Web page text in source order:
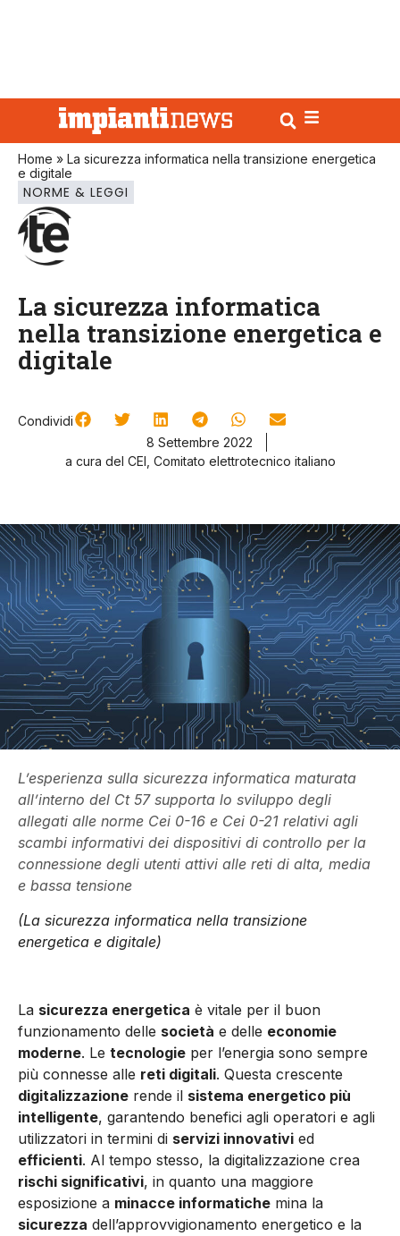
Home » La sicurezza informatica nella transizione energetica
e digitale
NORME & LEGGI
La sicurezza informatica
nella transizione energetica e
digitale
Condividi
8 Settembre 2022
a cura del CEI, Comitato elettrotecnico italiano
L’esperienza sulla sicurezza informatica maturata
all’interno del Ct 57 supporta lo sviluppo degli
allegati alle norme Cei 0-16 e Cei 0-21 relativi agli
scambi informativi dei dispositivi di controllo per la
connessione degli utenti attivi alle reti di alta, media
e bassa tensione
(La sicurezza informatica nella transizione
energetica e digitale)
La sicurezza energetica è vitale per il buon
funzionamento delle società e delle economie
moderne. Le tecnologie per l’energia sono sempre
più connesse alle reti digitali. Questa crescente
digitalizzazione rende il sistema energetico più
intelligente, garantendo benefici agli operatori e agli
utilizzatori in termini di servizi innovativi ed
efficienti. Al tempo stesso, la digitalizzazione crea
rischi significativi, in quanto una maggiore
esposizione a minacce informatiche mina la
sicurezza dell’approvvigionamento energetico e la